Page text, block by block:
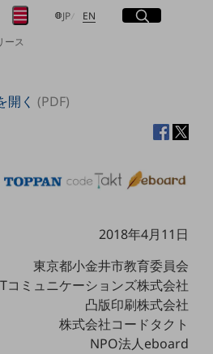
して
JP日本語
EN Englishサイト内検索
開く
メニュー
開く
ース
開く(PDF)
2018年4月11日
東京都小金井市教育委員会
コミュニケーションズ株式会社
凸版印刷株式会社
株式会社コードタクト
NPO法人eboard